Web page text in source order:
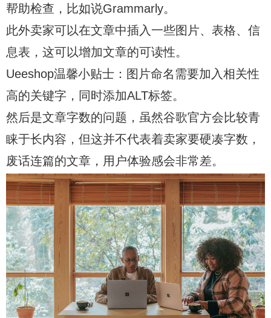
帮助检查，比如说Grammarly。
此外卖家可以在文章中插入一些图片、表格、信
息表，这可以增加文章的可读性。
Ueeshop温馨小贴士：图片命名需要加入相关性
高的关键字，同时添加ALT标签。
然后是文章字数的问题，虽然谷歌官方会比较青
睐于长内容，但这并不代表着卖家要硬凑字数，
废话连篇的文章，用户体验感会非常差。